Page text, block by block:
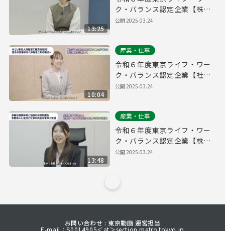
13:25
ク・バランス認定企業【株式
会社QOOLキャリア】
公開2025.03.24
10:04
産業・仕事
令和６年度東京ライフ・ワー
ク・バランス認定企業【社会
福祉法人大三島育徳会】
公開2025.03.24
13:48
産業・仕事
令和６年度東京ライフ・ワー
ク・バランス認定企業【株式
会社FIS】
公開2025.03.24
お問い合わせ : 東京動画 運営担当